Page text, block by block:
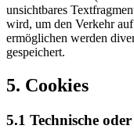
unsichtbares
wird, um den Verkehr
ermöglichen werden
gespeichert.
5. Cookies
5.1 Technische